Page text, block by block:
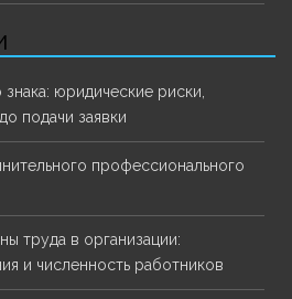
знака: юридические риски,
подачи заявки
профессионального
труда в организации:
и численность работников